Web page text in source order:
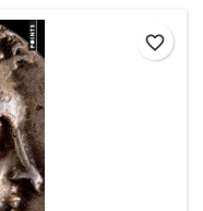
favorite_border